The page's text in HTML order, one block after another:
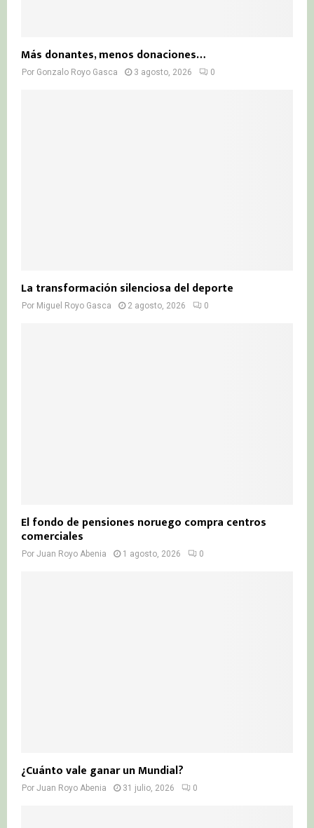
Más donantes, menos donaciones…
Por Gonzalo Royo Gasca 3 agosto, 2026 0
La transformación silenciosa del deporte
Por Miguel Royo Gasca 2 agosto, 2026 0
El fondo de pensiones noruego compra centros
comerciales
Por Juan Royo Abenia 1 agosto, 2026 0
¿Cuánto vale ganar un Mundial?
Por Juan Royo Abenia 31 julio, 2026 0